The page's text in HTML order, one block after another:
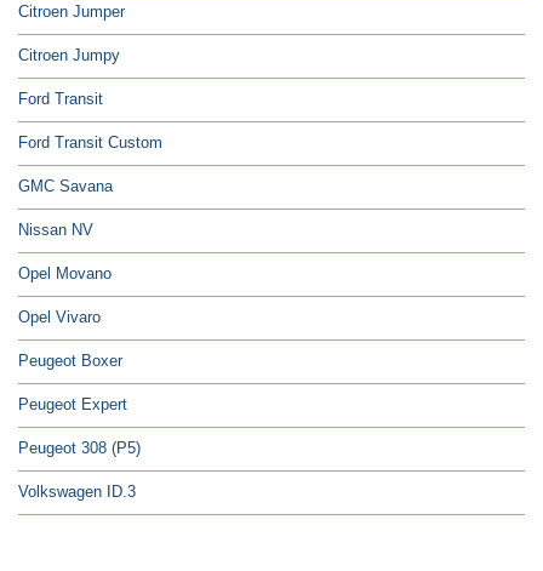
Citroen Jumper
Citroen Jumpy
Ford Transit
Ford Transit Custom
GMC Savana
Nissan NV
Opel Movano
Opel Vivaro
Peugeot Boxer
Peugeot Expert
Peugeot 308 (P5)
Volkswagen ID.3